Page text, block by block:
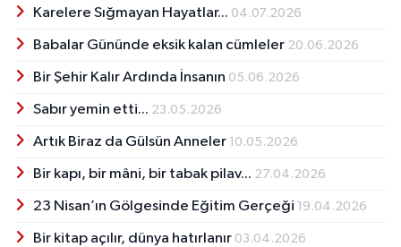
Sincan Kız Meslek lisesi, Ankara Ağa Ceylan
İlköğretim Okulu, Ankara Etimesgut Ticaret ve
2005 yılında emekli oldu. Şiir ve öykü
denemeleri bulunuyor. ‘’Harikalar Diyarısın
Ankara’da yaşamaktadır.
Karelere Sığmayan Hayatlar... 04.07.2026
Babalar Gününde eksik kalan cümleler 20.06.2026
Bir Şehir Kalır Ardında İnsanın 05.06.2026
Sabır yemin etti... 23.05.2026
Artık Biraz da Gülsün Anneler 10.05.2026
Bir kapı, bir mâni, bir tabak pilav... 27.04.2026
23 Nisan’ın Gölgesinde Eğitim Gerçeği 19.04.2026
Bir kitap açılır, dünya hatırlanır 03.04.2026